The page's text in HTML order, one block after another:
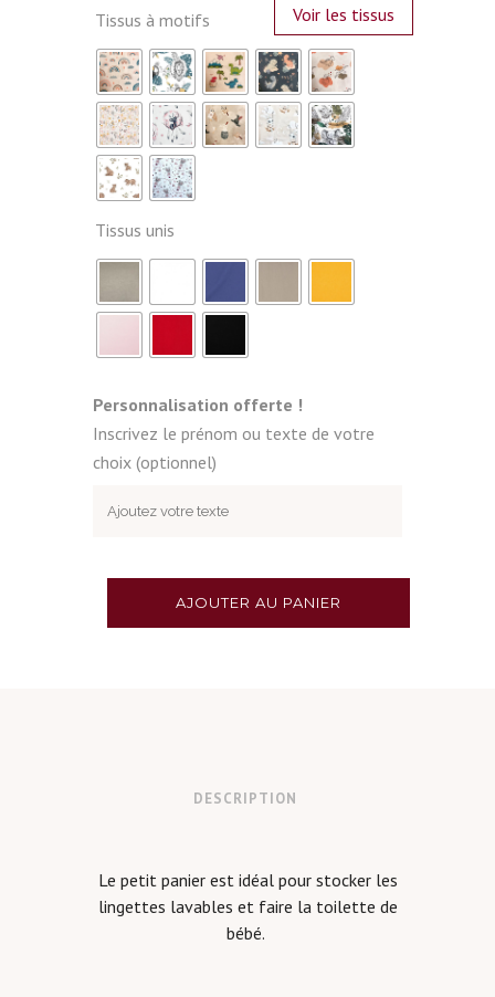
Voir les tissus
Tissus à motifs
Tissus unis
Personnalisation offerte !
Inscrivez le prénom ou texte de votre
choix (optionnel)
AJOUTER AU PANIER
DESCRIPTION
Le petit panier est idéal pour stocker les
lingettes lavables et faire la toilette de
bébé.